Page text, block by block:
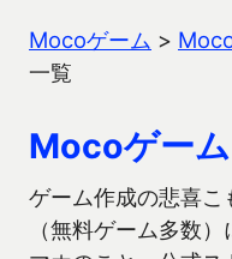
Mocoゲーム >
一覧
Mocoゲー
ゲーム作成の悲喜
（無料ゲーム多数